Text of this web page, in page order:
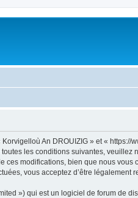
An DROUIZIG » et « https://
les conditions suivantes,
modifications, bien que nous
vous acceptez d’être légalement
») qui est un logiciel de forum de